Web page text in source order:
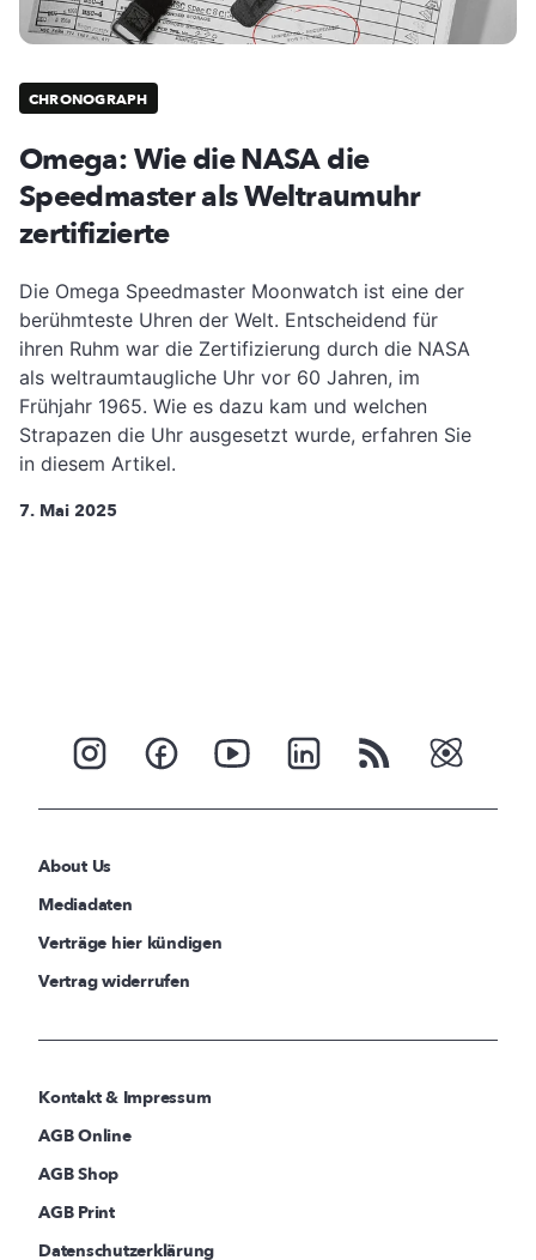
CHRONOGRAPH
Omega: Wie die NASA die
Speedmaster als Weltraumuhr
zertifizierte
Die Omega Speedmaster Moonwatch ist eine der
berühmteste Uhren der Welt. Entscheidend für
ihren Ruhm war die Zertifizierung durch die NASA
als weltraumtaugliche Uhr vor 60 Jahren, im
Frühjahr 1965. Wie es dazu kam und welchen
Strapazen die Uhr ausgesetzt wurde, erfahren Sie
in diesem Artikel.
7. Mai 2025
About Us
Mediadaten
Verträge hier kündigen
Vertrag widerrufen
Kontakt & Impressum
AGB Online
AGB Shop
AGB Print
Datenschutzerklärung